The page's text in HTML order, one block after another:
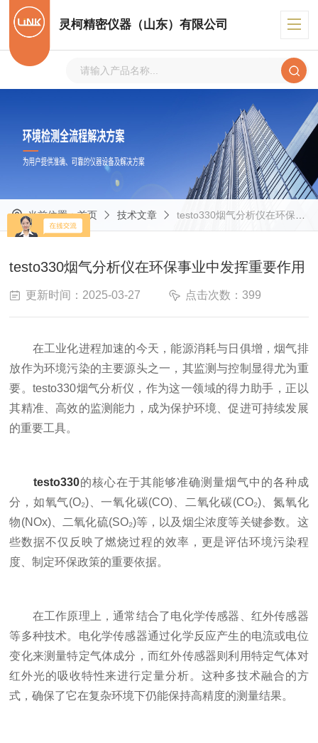
灵柯精密仪器（山东）有限公司
当前位置：首页 技术文章 testo330烟气分析仪在环保事业中发挥重要作用
testo330烟气分析仪在环保事业中发挥重要作用
更新时间：2025-03-27 点击次数：399
在工业化进程加速的今天，能源消耗与日俱增，烟气排
放作为环境污染的主要源头之一，其监测与控制显得尤为重
要。testo330烟气分析仪，作为这一领域的得力助手，正以
其精准、高效的监测能力，成为保护环境、促进可持续发展
的重要工具。
testo330的核心在于其能够准确测量烟气中的各种成
分，如氧气(O₂)、一氧化碳(CO)、二氧化碳(CO₂)、氮氧化
物(NOx)、二氧化硫(SO₂)等，以及烟尘浓度等关键参数。这
些数据不仅反映了燃烧过程的效率，更是评估环境污染程
度、制定环保政策的重要依据。
在工作原理上，通常结合了电化学传感器、红外传感器
等多种技术。电化学传感器通过化学反应产生的电流或电位
变化来测量特定气体成分，而红外传感器则利用特定气体对
红外光的吸收特性来进行定量分析。这种多技术融合的方
式，确保了它在复杂环境下仍能保持高精度的测量结果。